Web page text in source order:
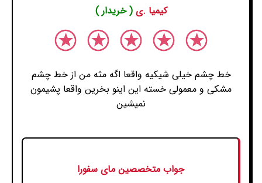
کیمیا .ی( خریدار )
خط چشم خیلی شیکیه واقعا اگه مثه من از خط چشم
مشکی و معمولی خسته این اینو بخرین واقعا پشیمون
نمیشین
جواب متخصصین مای سفورا